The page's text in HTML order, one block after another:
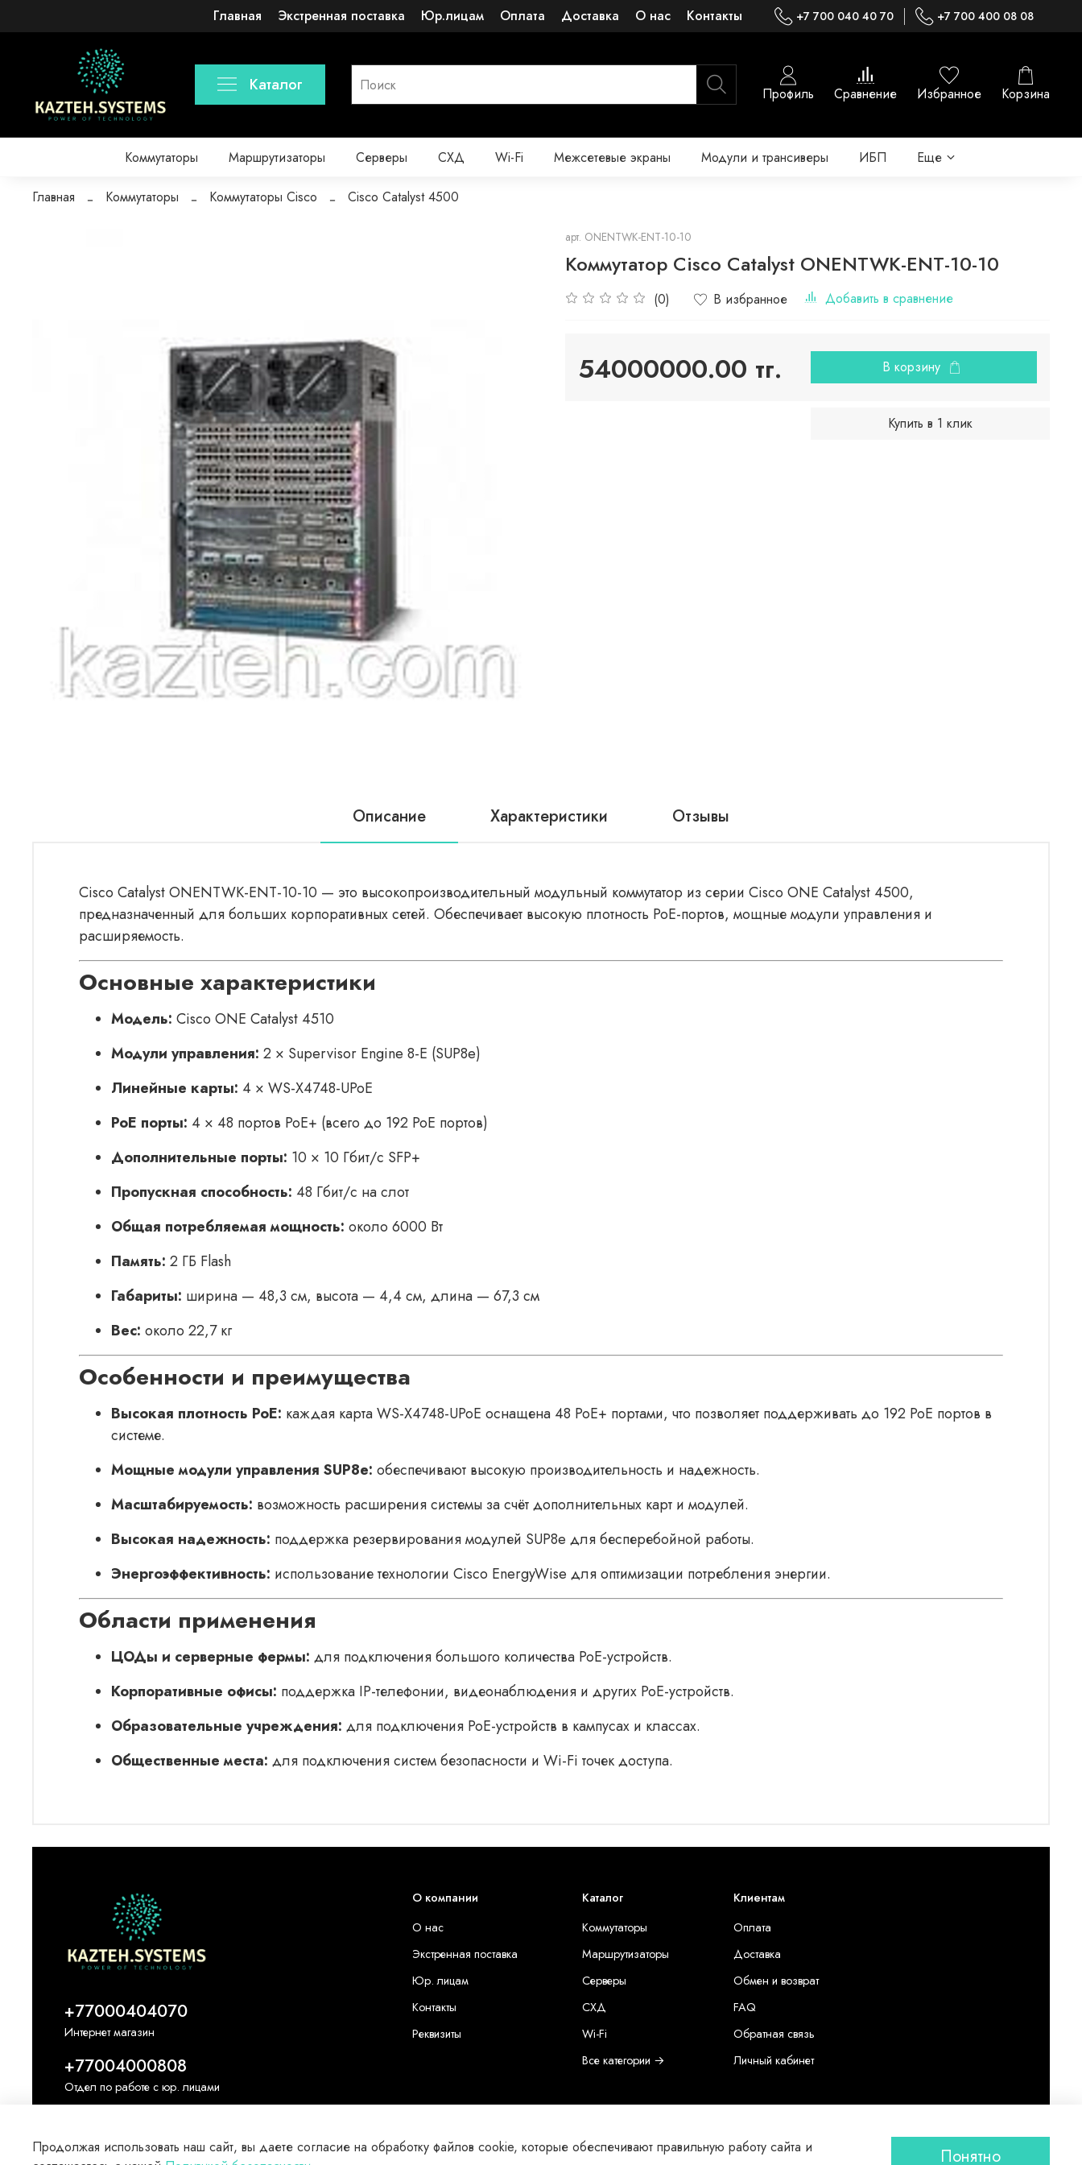
Главная Экстренная поставка Юр.лицам Оплата Доставка О нас Контакты +7 700 040 40 70 +7 700 400 08 08
Каталог Профиль Сравнение Избранное Корзина
Коммутаторы Маршрутизаторы Серверы СХД Wi-Fi Межсетевые экраны Модули и трансиверы ИБП Еще
Главная Коммутаторы Коммутаторы Cisco Cisco Catalyst 4500
арт. ONENTWK-ENT-10-10
Коммутатор Cisco Catalyst ONENTWK-ENT-10-10
(0) В избранное Добавить в сравнение
54000000.00 тг. В корзину
Купить в 1 клик
Описание Характеристики Отзывы
Cisco Catalyst ONENTWK-ENT-10-10 — это высокопроизводительный модульный коммутатор из серии Cisco ONE Catalyst 4500,
предназначенный для больших корпоративных сетей. Обеспечивает высокую плотность PoE-портов, мощные модули управления и
расширяемость.
Основные характеристики
Модель: Cisco ONE Catalyst 4510
Модули управления: 2 × Supervisor Engine 8-E (SUP8e)
Линейные карты: 4 × WS-X4748-UPoE
PoE порты: 4 × 48 портов PoE+ (всего до 192 PoE портов)
Дополнительные порты: 10 × 10 Гбит/с SFP+
Пропускная способность: 48 Гбит/с на слот
Общая потребляемая мощность: около 6000 Вт
Память: 2 ГБ Flash
Габариты: ширина — 48,3 см, высота — 4,4 см, длина — 67,3 см
Вес: около 22,7 кг
Особенности и преимущества
Высокая плотность PoE: каждая карта WS-X4748-UPoE оснащена 48 PoE+ портами, что позволяет поддерживать до 192 PoE портов в
системе.
Мощные модули управления SUP8e: обеспечивают высокую производительность и надежность.
Масштабируемость: возможность расширения системы за счёт дополнительных карт и модулей.
Высокая надежность: поддержка резервирования модулей SUP8e для бесперебойной работы.
Энергоэффективность: использование технологии Cisco EnergyWise для оптимизации потребления энергии.
Области применения
ЦОДы и серверные фермы: для подключения большого количества PoE-устройств.
Корпоративные офисы: поддержка IP-телефонии, видеонаблюдения и других PoE-устройств.
Образовательные учреждения: для подключения PoE-устройств в кампусах и классах.
Общественные места: для подключения систем безопасности и Wi-Fi точек доступа.
О компании
О нас
Экстренная поставка
Юр. лицам
Контакты
Реквизиты
Каталог
Коммутаторы
Маршрутизаторы
Серверы
СХД
Wi-Fi
Все категории →
Клиентам
Оплата
Доставка
Обмен и возврат
FAQ
Обратная связь
Личный кабинет
+77000404070
Интернет магазин
+77004000808
Отдел по работе с юр. лицами
Продолжая использовать наш сайт, вы даете согласие на обработку файлов cookie, которые обеспечивают правильную работу сайта и
Понятно